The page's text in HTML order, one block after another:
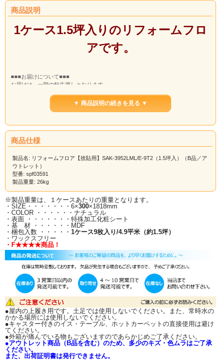
商品説明
1ケース1.5坪入りのリフォームフロ
アです。
■■■お届けについて■■■
お届けは、一階の軒先渡しとなります。
ドライバーは、原則、一人での配送となりますので、ご理解くださいませ。
▼ 商品説明の続きを見る ▼
商品仕様
製品名: リフォームフロア【捨貼用】SAK-3952LML/E-9T2（1.5坪入）（B品／ア
ウトレット）
型番: spf03591
製品重量: 26kg
※製品重量は、１ケースあたりの重量となります。
・SIZE・・・・・・・6×300×1818mm
・COLOR ・・・・・・ナチュラル
・表面 ・・・・・・・特殊加工化粧シート
・基 材 ・・・・・・MDF
・梱包入数 ・・・・・ 1ケース9枚入り/4.9平米（約1.5坪）
・ワックスフリー
・F★★★★商品！
●屋内の上履き用です。土足では使用しないでください。また、常時水の
かかる場所には使用しないでください。
●キャスター付きのイス・テーブル、ホットカーペットの直接使用は避け
てください。
●外箱が痛んでいる物もございますのであらかじめご了承ください。
●アウトレット商品（B品を含む）のため、多少のキズ・色ムラはご了承
ください。
また、出荷証明書は発行できません。